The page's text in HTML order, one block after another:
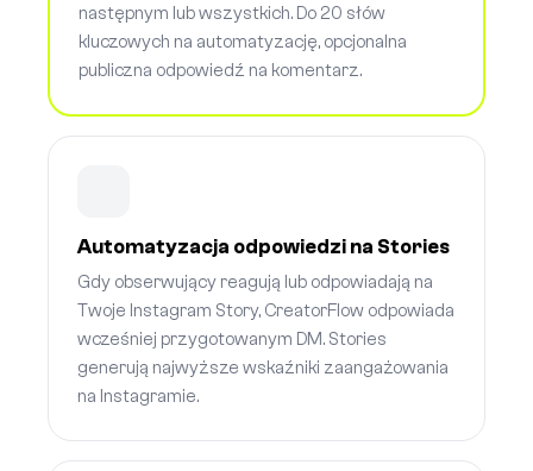
następnym lub wszystkich. Do 20 słów
kluczowych na automatyzację, opcjonalna
publiczna odpowiedź na komentarz.
Automatyzacja odpowiedzi na Stories
Gdy obserwujący reagują lub odpowiadają na
Twoje Instagram Story, CreatorFlow odpowiada
wcześniej przygotowanym DM. Stories
generują najwyższe wskaźniki zaangażowania
na Instagramie.